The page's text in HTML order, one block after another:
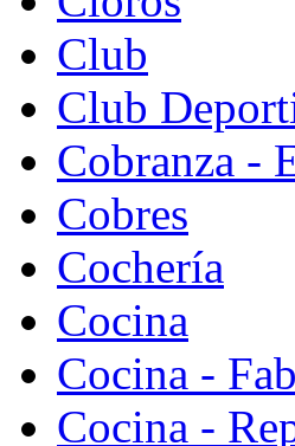
Club
Club
Cobranza -
Cobres
Cochería
Cocina
Cocina -
Cocina -